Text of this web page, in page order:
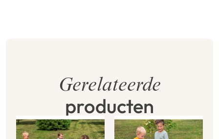
Gerelateerde
producten